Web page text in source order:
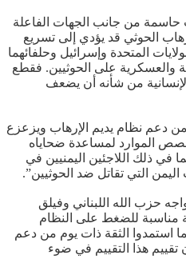
حاسمة من جانب الجهات الفاعلة
الحوثي قد يؤدي إلى تسريع
المتحدة وإسرائيل وحلفائهما
والعسكرية على الحوثيين. فقطع
من شأنه أن يضعف
من دعم نظام يديم الإرهاب ويزعزع
الموارد لمساعدة ضحاياه
في ذلك اللاجئين اليمنيين في
التي تقاتل ضد الحوثيين”.
حزب الله اللبناني وفيلق
مناسبة للضغط على النظام
استمدوا الثقة ذات يوم من دعم
هذا التقييم في ضوء